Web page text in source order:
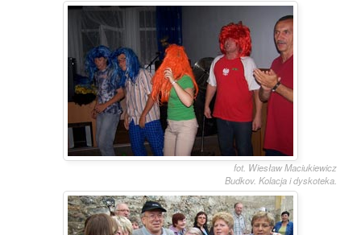
fot. Wiesław Maciukiewicz
Budkov. Kolacja i dyskoteka.